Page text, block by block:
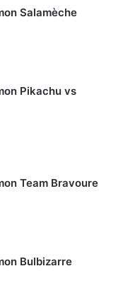
Salamèche
Pikachu vs
Team Bravoure
Bulbizarre